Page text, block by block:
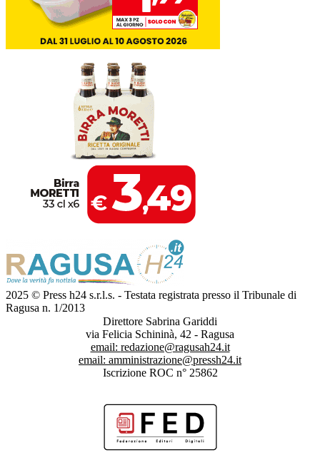
2025 © Press h24 s.r.l.s. - Testata registrata presso il Tribunale di
Ragusa n. 1/2013
Direttore Sabrina Gariddi
via Felicia Schininà, 42 - Ragusa
email: redazione@ragusah24.it
email: amministrazione@pressh24.it
Iscrizione ROC n° 25862